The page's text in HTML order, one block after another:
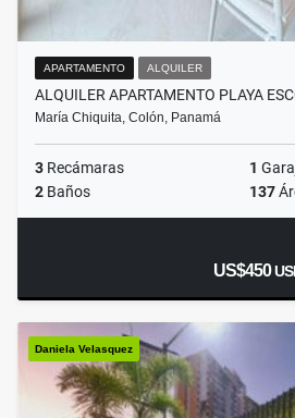
APARTAMENTO ALQUILER
ALQUILER APARTAMENTO PLAYA
María Chiquita, Colón, Panamá
3 Recámaras 1
2 Baños 137
US$450
Daniela Velasquez